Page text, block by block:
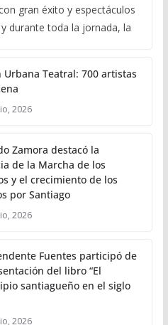
gran éxito y espectáculos
durante toda la jornada, la
Urbana Teatral: 700 artistas
2026
Zamora destacó la
de la Marcha de los
y el crecimiento de los
por Santiago
2026
Fuentes participó de
del libro “El
santiagueño en el siglo
2026